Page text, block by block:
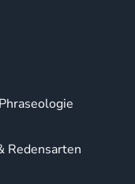
Redensarten